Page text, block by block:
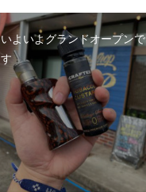
いよいよグランドオープンで
す